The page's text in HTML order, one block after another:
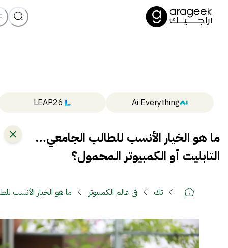
Ai Everything
LEAP26
ما هو الخيار الأنسب للطالب الجامعي…
التابليت أو الكمبيوتر المحمول؟
تك في عالم الكمبيوتر ما هو الخيار الأنسب